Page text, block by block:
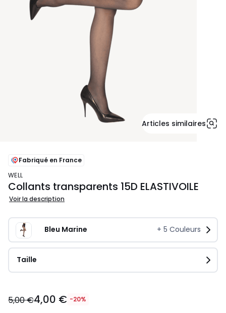
Articles similaires
Fabriqué en France
WELL
Collants transparents 15D ELASTIVOILE
Voir la description
Bleu Marine + 5 Couleurs
Taille
€
5,00 €4,00 € -20%